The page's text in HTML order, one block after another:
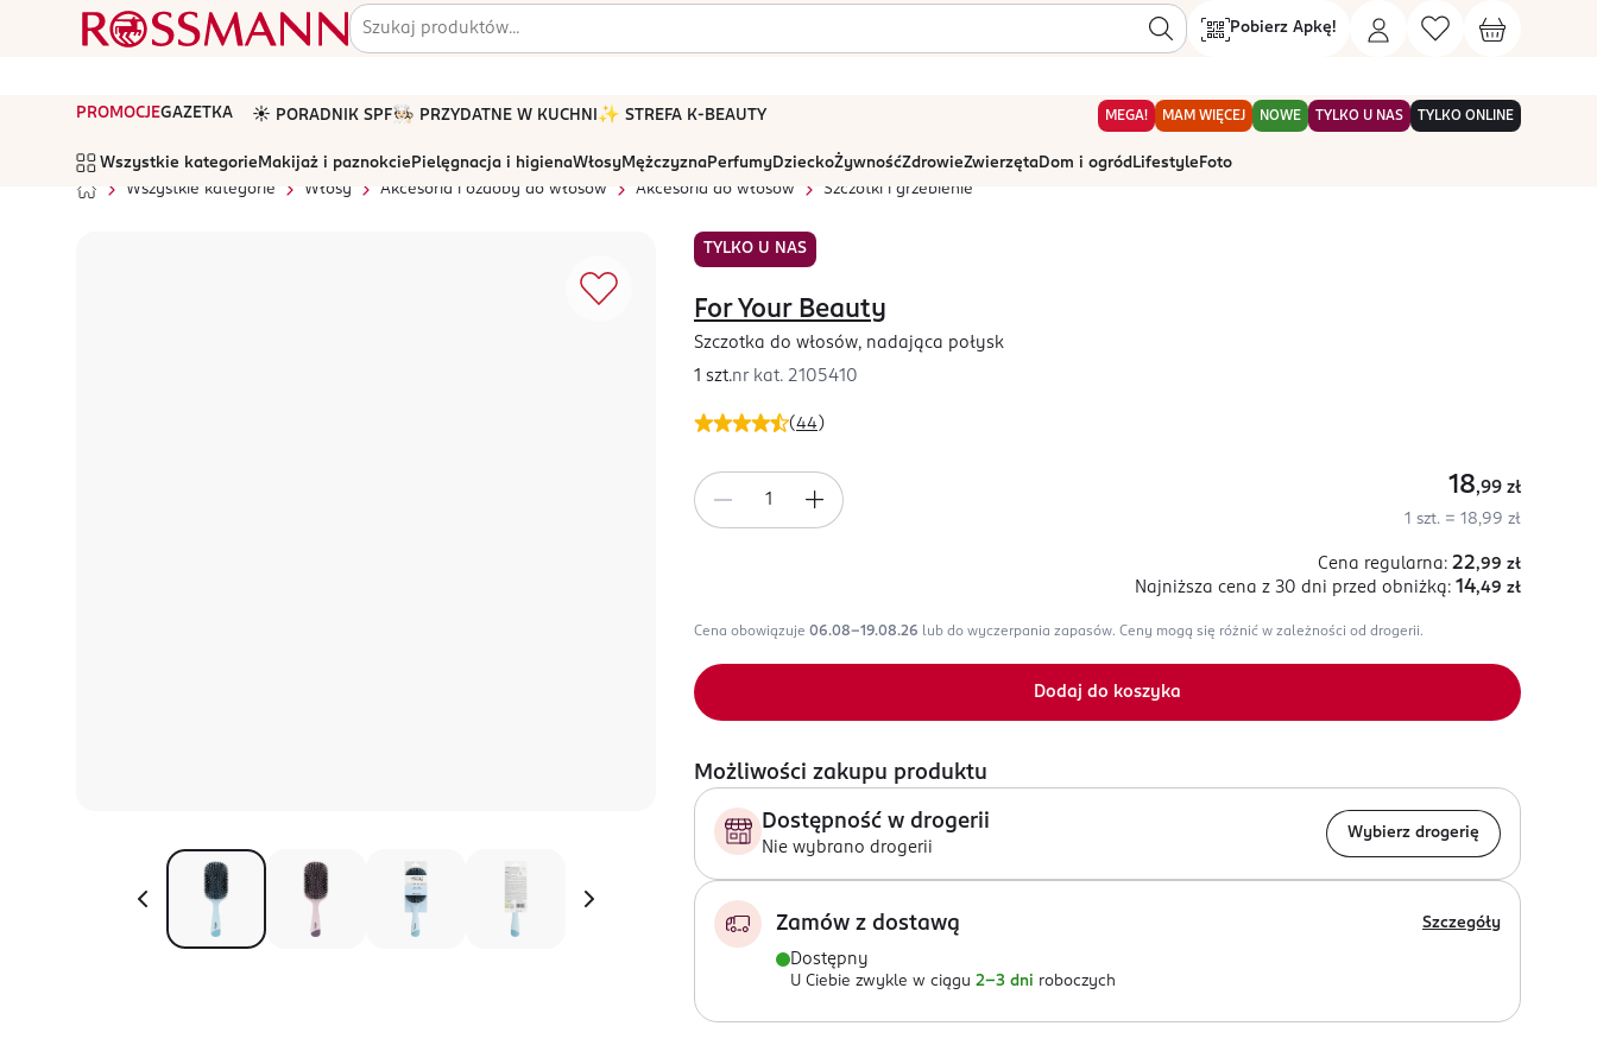
Pobierz Apkę!
PROMOCJEGAZETKA ☀️ PORADNIK SPF🧑🏻‍🍳 PRZYDATNE W KUCHNI ✨ STREFA K-BEAUTY MEGA! MAM WIĘCEJ NOWE TYLKO U NAS TYLKO ONLINE
Wszystkie kategorie Makijaż i paznokcie Pielęgnacja i higienaWłosyMężczyznaPerfumyDzieckoŻywnośćZdrowieZwierzętaDom i ogród Lifestyle Foto
Wszystkie kategorie
Włosy Akcesoria i ozdoby do włosów Akcesoria do włosów Szczotki i grzebienie
TYLKO U NAS
(44 )
For Your Beauty
Szczotka do włosów, nadająca połysk
1 szt.nr kat. 2105410
18,99 zł
1 szt. = 18,99 zł
Cena regularna: 22,99 zł
Najniższa cena z 30 dni przed obniżką: 14,49 zł
Cena obowiązuje 06.08-19.08.26 lub do wyczerpania zapasów. Ceny mogą się różnić w zależności od drogerii.
Dodaj do koszyka
Możliwości zakupu produktu
Dostępność w drogerii
Nie wybrano drogerii
Wybierz drogerię
Zamów z dostawą Szczegóły
Dostępny
U Ciebie zwykle w ciągu 2-3 dni roboczych